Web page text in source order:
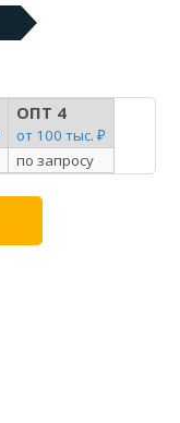
ОПТ 4
от 100 тыс. ₽
по запросу